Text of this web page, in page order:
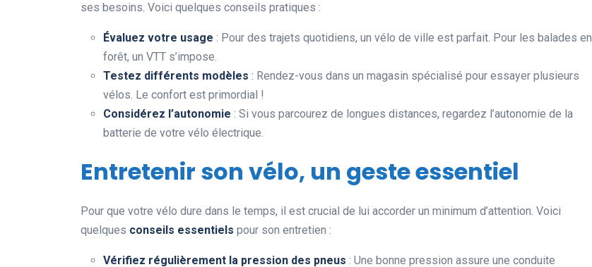
ses besoins. Voici quelques conseils pratiques :
Évaluez votre usage : Pour des trajets quotidiens, un vélo de ville est parfait. Pour les balades en
forêt, un VTT s’impose.
Testez différents modèles : Rendez-vous dans un magasin spécialisé pour essayer plusieurs
vélos. Le confort est primordial !
Considérez l’autonomie : Si vous parcourez de longues distances, regardez l’autonomie de la
batterie de votre vélo électrique.
Entretenir son vélo, un geste essentiel
Pour que votre vélo dure dans le temps, il est crucial de lui accorder un minimum d’attention. Voici
quelques conseils essentiels pour son entretien :
Vérifiez régulièrement la pression des pneus : Une bonne pression assure une conduite